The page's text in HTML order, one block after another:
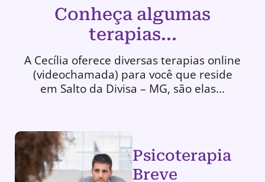
Conheça algumas
terapias...
A Cecília oferece diversas terapias online
(videochamada) para você que reside
em Salto da Divisa – MG, são elas...
Psicoterapia
Breve